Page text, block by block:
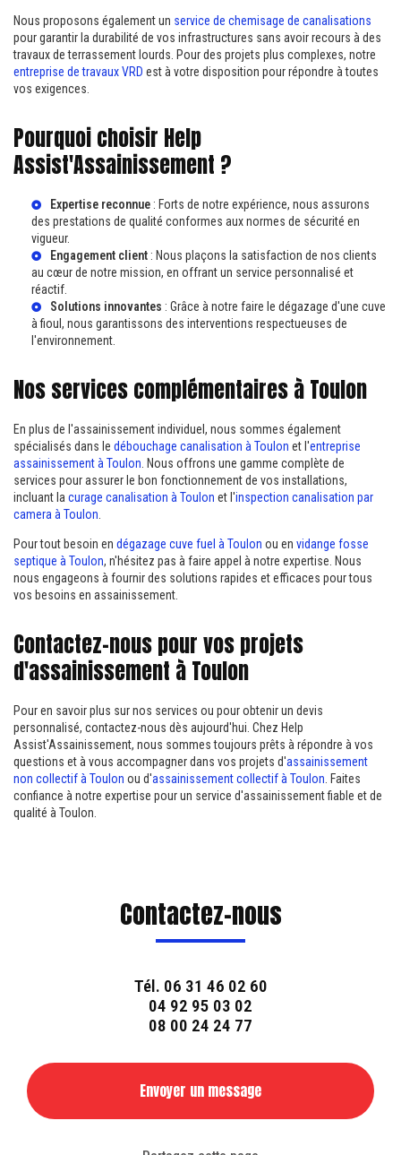
Nous proposons également un service de chemisage de canalisations
pour garantir la durabilité de vos infrastructures sans avoir recours à des
travaux de terrassement lourds. Pour des projets plus complexes, notre
entreprise de travaux VRD est à votre disposition pour répondre à toutes
vos exigences.
Pourquoi choisir Help
Assist'Assainissement ?
Expertise reconnue : Forts de notre expérience, nous assurons
des prestations de qualité conformes aux normes de sécurité en
vigueur.
Engagement client : Nous plaçons la satisfaction de nos clients
au cœur de notre mission, en offrant un service personnalisé et
réactif.
Solutions innovantes : Grâce à notre faire le dégazage d'une cuve
à fioul , nous garantissons des interventions respectueuses de
l'environnement.
Nos services complémentaires à Toulon
En plus de l'assainissement individuel, nous sommes également
spécialisés dans le débouchage canalisation à Toulon et l'entreprise
assainissement à Toulon . Nous offrons une gamme complète de
services pour assurer le bon fonctionnement de vos installations,
incluant la curage canalisation à Toulon et l'inspection canalisation par
camera à Toulon
Pour tout besoin en dégazage cuve fuel à Toulon ou en vidange fosse
septique à Toulon, n'hésitez pas à faire appel à notre expertise. Nous
nous engageons à fournir des solutions rapides et efficaces pour tous
vos besoins en assainissement.
Contactez-nous pour vos projets
d'assainissement à Toulon
Pour en savoir plus sur nos services ou pour obtenir un devis
personnalisé, contactez-nous dès aujourd'hui. Chez Help
Assist'Assainissement, nous sommes toujours prêts à répondre à vos
questions et à vous accompagner dans vos projets d'assainissement
non collectif à Toulon ou d'assainissement collectif à Toulon . Faites
confiance à notre expertise pour un service d'assainissement fiable et de
qualité à Toulon.
Contactez-nous
Tél. 06 31 46 02 60
04 92 95 03 02
08 00 24 24 77
Envoyer un message